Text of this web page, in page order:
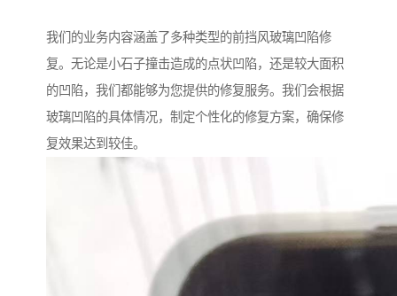
我们的业务内容涵盖了多种类型的前挡风玻璃凹陷修
复。无论是小石子撞击造成的点状凹陷，还是较大面积
的凹陷，我们都能够为您提供的修复服务。我们会根据
玻璃凹陷的具体情况，制定个性化的修复方案，确保修
复效果达到较佳。